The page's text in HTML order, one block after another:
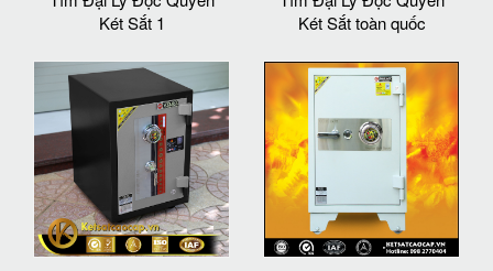
Két Sắt 1
Két Sắt toàn quốc